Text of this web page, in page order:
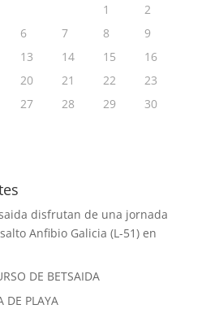
1
2
6 7 8
9
13 14 15
16
20 21 22
23
27 28 29
30
disfrutan de una jornada
Anfibio Galicia (L-51) en
DE BETSAIDA
DE PLAYA